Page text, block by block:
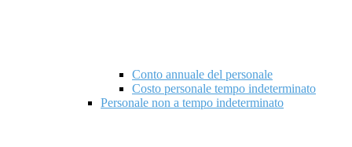
Conto annuale del personale
Costo personale tempo indeterminato
Personale non a tempo indeterminato